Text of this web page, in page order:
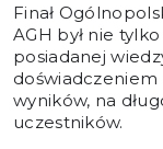
Finał
AGH był nie
posiadanej
wyników, na
uczestników.